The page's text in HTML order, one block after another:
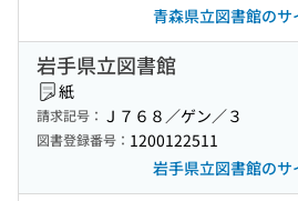
青森県立図書館の
岩手県立図書館
紙
請求記号： Ｊ７６８／ゲン／３
図書登録番号： 1200122511
岩手県立図書館の